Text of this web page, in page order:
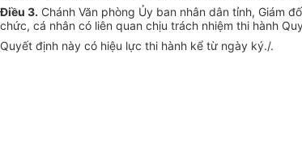
Điều 3. Chánh Văn phòng Ủy ban nhân dân tỉnh, Giám
chức, cá nhân có liên quan chịu trách nhiệm thi hành
Quyết định này có hiệu lực thi hành kể từ ngày ký./.